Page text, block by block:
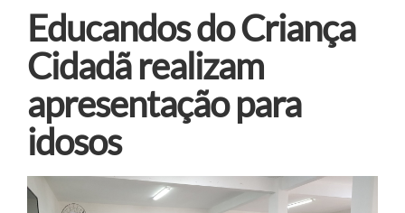
Orientação e Apoio Sócio Familiar
Alimentação
Transporte
Seja Padrinho
Imposto do Bem
Nota Fisccal Gaúcha
Educandos do Criança
Cidadã realizam
apresentação para
idosos